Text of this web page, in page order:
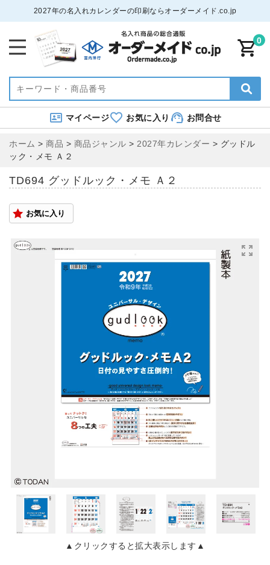
2027年の名入れカレンダーの印刷ならオーダーメイド.co.jp
0
マイページ お気に入り お問合せ
ホーム > 商品 > 商品ジャンル > 2027年カレンダー > グッドル
ック・メモ Ａ２
TD694 グッドルック・メモ Ａ２
お気に入り
▲クリックすると拡大表示します▲